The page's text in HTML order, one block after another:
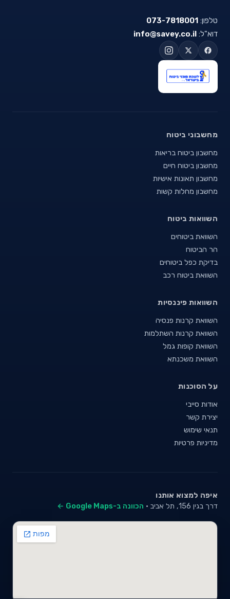
טלפון: 073-7818001
דוא"ל: info@savey.co.il
מחשבוני ביטוח
מחשבון ביטוח בריאות
מחשבון ביטוח חיים
מחשבון תאונות אישיות
מחשבון מחלות קשות
השוואות ביטוח
השוואת ביטוחים
הר הביטוח
בדיקת כפל ביטוחים
השוואת ביטוח רכב
השוואות פיננסיות
השוואת קרנות פנסיה
השוואת קרנות השתלמות
השוואת קופות גמל
השוואת משכנתא
על הסוכנות
אודות סייבי
יצירת קשר
תנאי שימוש
מדיניות פרטיות
איפה למצוא אותנו
דרך בגין 156, תל אביב · הכוונה ב-Google Maps ←